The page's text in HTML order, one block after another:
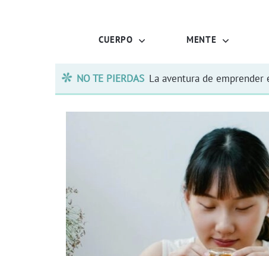
CUERPO MENTE
NO TE PIERDAS La aventura de emprender